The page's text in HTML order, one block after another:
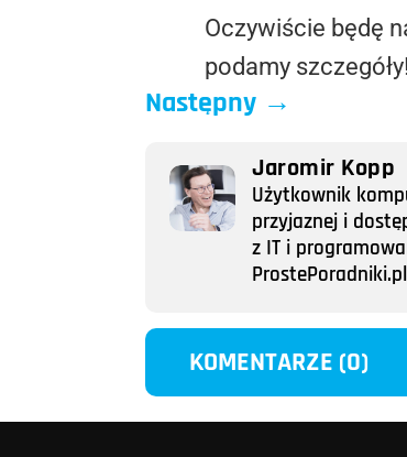
Oczywiście będę
podamy szczegóły!
Następny →
Jaromir Kopp
Użytkownik
przyjaznej i
z IT i
KOMENTARZE (0)